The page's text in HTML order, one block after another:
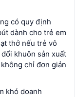
có quy định
dành cho trẻ em
thở nếu trẻ vô
khuôn sản xuất
chỉ đơn giản
khó doanh